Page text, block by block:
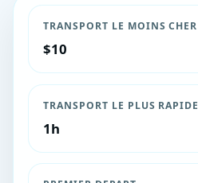
TRANSPORT LE MOINS CHER
$10
TRANSPORT LE PLUS RAPIDE
1h